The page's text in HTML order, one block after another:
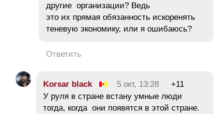
другие организации? Ведь
это их прямая обязанность искоренять
теневую экономику, или я ошибаюсь?
Ответить
Korsar black 5 окт, 13:28
+11
У руля в стране встану умные люди
тогда, когда они появятся в этой стране.